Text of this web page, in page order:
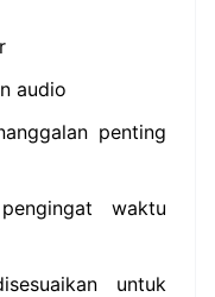
audio
penting
waktu
untuk